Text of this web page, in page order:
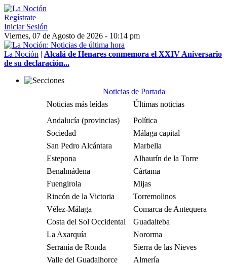
Regístrate
Iniciar Sesión
Viernes, 07 de Agosto de 2026 - 10:14 pm
La Noción | Alcalá de Henares conmemora el XXIV Aniversario
de su declaración...
Noticias de Portada
Noticias más leídas
Últimas noticias
Andalucía (provincias)
Política
Sociedad
Málaga capital
San Pedro Alcántara
Marbella
Estepona
Alhaurín de la Torre
Benalmádena
Cártama
Fuengirola
Mijas
Rincón de la Victoria
Torremolinos
Vélez-Málaga
Comarca de Antequera
Costa del Sol Occidental
Guadalteba
La Axarquía
Nororma
Serranía de Ronda
Sierra de las Nieves
Valle del Guadalhorce
Almería